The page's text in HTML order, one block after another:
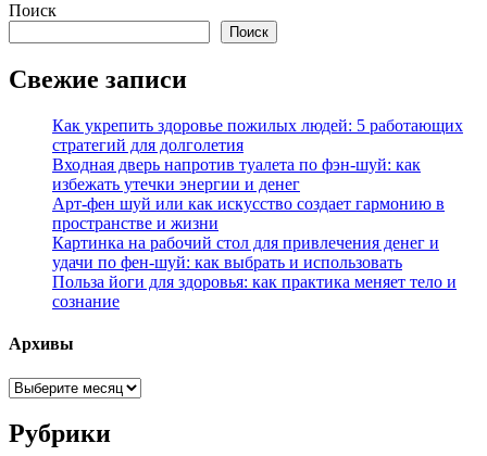
Поиск
Поиск
Свежие записи
Как укрепить здоровье пожилых людей: 5 работающих
стратегий для долголетия
Входная дверь напротив туалета по фэн-шуй: как
избежать утечки энергии и денег
Арт-фен шуй или как искусство создает гармонию в
пространстве и жизни
Картинка на рабочий стол для привлечения денег и
удачи по фен-шуй: как выбрать и использовать
Польза йоги для здоровья: как практика меняет тело и
сознание
Архивы
Архивы
Рубрики